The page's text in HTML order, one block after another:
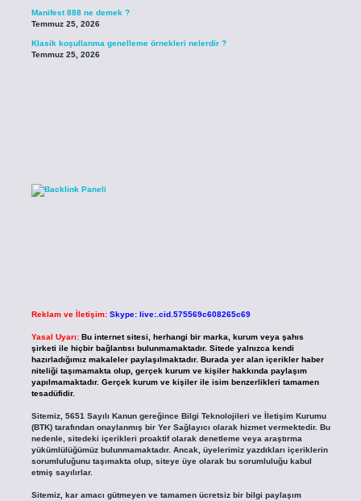
Manifest 888 ne demek ?
Temmuz 25, 2026
Klasik koşullanma genelleme örnekleri nelerdir ?
Temmuz 25, 2026
Reklam ve İletişim: Skype: live:.cid.575569c608265c69
Yasal Uyarı: Bu internet sitesi, herhangi bir marka, kurum veya şahıs
şirketi ile hiçbir bağlantısı bulunmamaktadır. Sitede yalnızca kendi
hazırladığımız makaleler paylaşılmaktadır. Burada yer alan içerikler haber
niteliği taşımamakta olup, gerçek kurum ve kişiler hakkında paylaşım
yapılmamaktadır. Gerçek kurum ve kişiler ile isim benzerlikleri tamamen
tesadüfidir.
Sitemiz, 5651 Sayılı Kanun gereğince Bilgi Teknolojileri ve İletişim Kurumu
(BTK) tarafından onaylanmış bir Yer Sağlayıcı olarak hizmet vermektedir. Bu
nedenle, sitedeki içerikleri proaktif olarak denetleme veya araştırma
yükümlülüğümüz bulunmamaktadır. Ancak, üyelerimiz yazdıkları içeriklerin
sorumluluğunu taşımakta olup, siteye üye olarak bu sorumluluğu kabul
etmiş sayılırlar.
Sitemiz, kar amacı gütmeyen ve tamamen ücretsiz bir bilgi paylaşım